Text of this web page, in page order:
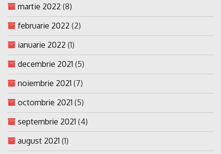
martie 2022 (8)
februarie 2022 (2)
ianuarie 2022 (1)
decembrie 2021 (5)
noiembrie 2021 (7)
octombrie 2021 (5)
septembrie 2021 (4)
august 2021 (1)